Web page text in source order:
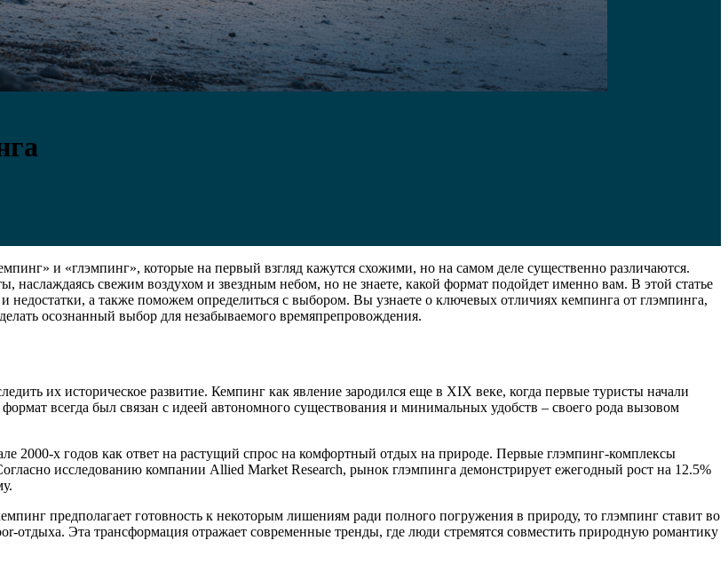
и «глэмпинг», которые на первый взгляд кажутся схожими, но на самом деле существенно различаются.
наслаждаясь свежим воздухом и звездным небом, но не знаете, какой формат подойдет именно вам. В этой статье
а также поможем определиться с выбором. Вы узнаете о ключевых отличиях кемпинга от глэмпинга,
осознанный выбор для незабываемого времяпрепровождения.
их историческое развитие. Кемпинг как явление зародился еще в XIX веке, когда первые туристы начали
всегда был связан с идеей автономного существования и минимальных удобств – своего рода вызовом
2000-х годов как ответ на растущий спрос на комфортный отдых на природе. Первые глэмпинг-комплексы
исследованию компании Allied Market Research, рынок глэмпинга демонстрирует ежегодный рост на 12.5%
предполагает готовность к некоторым лишениям ради полного погружения в природу, то глэмпинг ставит во
отдыха. Эта трансформация отражает современные тренды, где люди стремятся совместить природную романтику